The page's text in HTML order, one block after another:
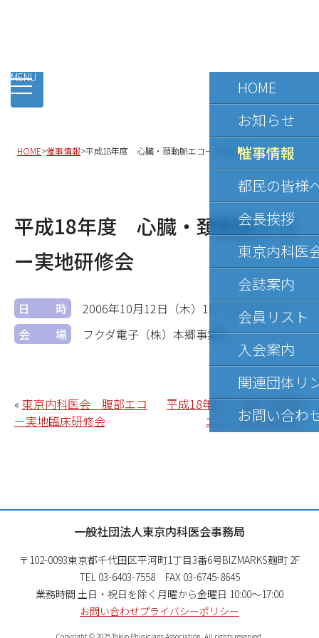
HOME
お知らせ
催事情報
都民の皆様
会長挨拶
東京内科医
会誌案内
会員リスト
入会案内
関連団体リ
お問い合わ
HOME>催事情報>平成18年度 心臓・頚動脈エコー実地研修会
平成18年度 心臓・頚動脈エコ
ー実地研修会
日時 2006年10月12日（木） 18：45～21：00
会場
フクダ電子（株）本郷事業所
«東京内科医会 腹部エコ
ー実地臨床研修会
平成18年度 心臓・頚動脈
エコー実地研修会»
一般社団法人東京内科医会事務局
〒102-0093東京都千代田区平河町1丁目3番6号BIZMARKS麹町 2F
TEL 03-6403-7558 FAX 03-6745-8645
業務時間 土日・祝日を除く月曜から金曜日 10:00～17:00
お問い合わせプライバシーポリシー